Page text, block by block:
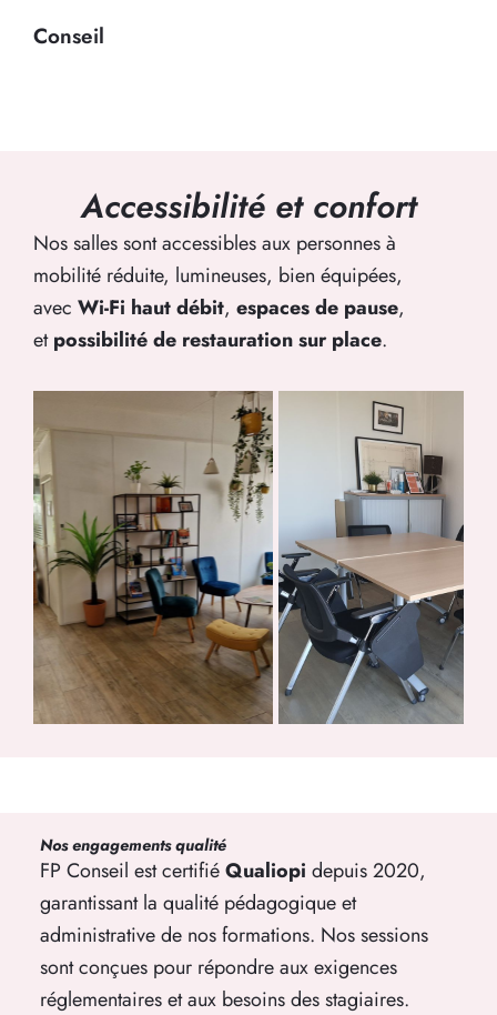
Conseil
Accessibilité et confort
Nos salles sont accessibles aux personnes à
mobilité réduite, lumineuses, bien équipées,
avec Wi-Fi haut débit, espaces de pause,
etpossibilité de restauration sur place.
Nos engagements qualité
FP Conseil est certifiéQualiopi depuis 2020,
garantissant la qualité pédagogique et
administrative de nos formations. Nos sessions
sont conçues pour répondre aux exigences
réglementaires et aux besoins des stagiaires.